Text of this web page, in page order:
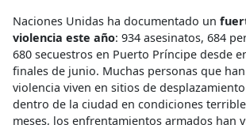
Naciones Unidas ha documentado un
violencia este año: 934 asesinatos, 684
680 secuestros en Puerto Príncipe desde
finales de junio. Muchas personas que
violencia viven en sitios de
dentro de la ciudad en condiciones
meses, los enfrentamientos armados han